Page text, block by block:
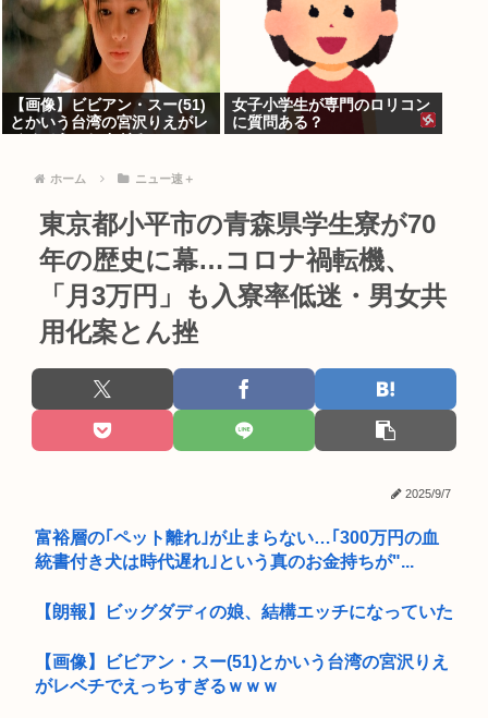
【画像】ビビアン・スー(51)
とかいう台湾の宮沢りえがレ
女子小学生が専門のロリコン
に質問ある？
ホーム ニュー速＋
東京都小平市の青森県学生寮が70
年の歴史に幕…コロナ禍転機、
「月3万円」も入寮率低迷・男女共
用化案とん挫
2025/9/7
富裕層の｢ペット離れ｣が止まらない…｢300万円の血
統書付き犬は時代遅れ｣という真のお金持ちが"...
【朗報】ビッグダディの娘、結構エッチになっていた
【画像】ビビアン・スー(51)とかいう台湾の宮沢りえ
がレベチでえっちすぎるｗｗｗ